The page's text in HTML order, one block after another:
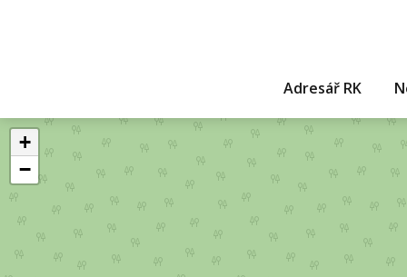
Adresář RK
+
−